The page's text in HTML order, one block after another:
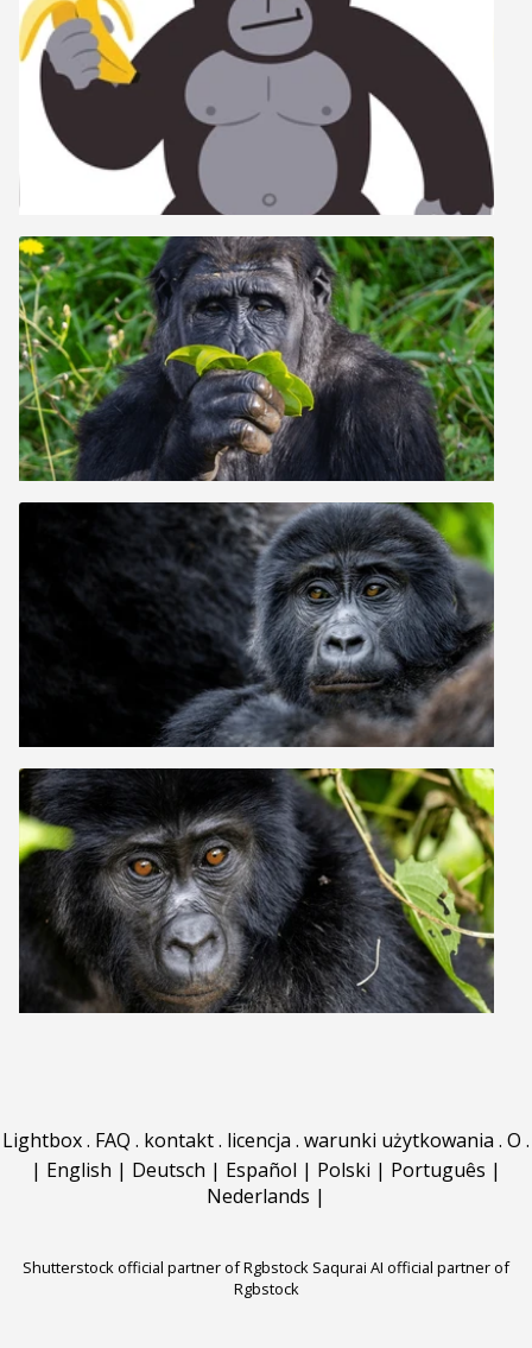
Lightbox. FAQ . kontakt. licencja . warunki użytkowania . O .
| English | Deutsch | Español | Polski | Português |
Nederlands |
Shutterstock official partner of Rgbstock Saqurai AI official partner of
Rgbstock